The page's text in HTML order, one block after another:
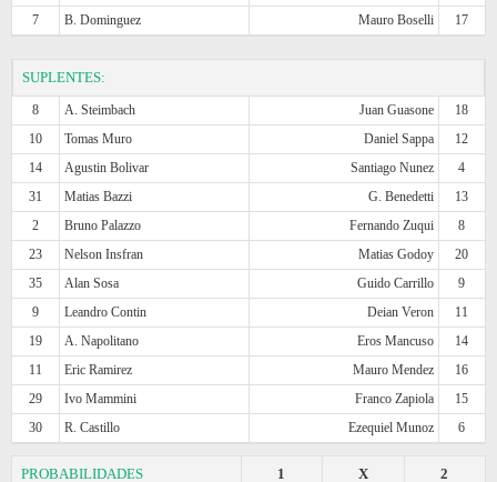
7
B. Dominguez Mauro Boselli 17
SUPLENTES:
8 A. Steimbach Juan Guasone
18
10
Tomas Muro Daniel Sappa
12
14
Agustin Bolivar Santiago Nunez
4
31
Matias Bazzi G. Benedetti
13
2
Bruno Palazzo Fernando Zuqui
8
23
Nelson Insfran Matias Godoy
20
35
Alan Sosa Guido Carrillo
9
9
Leandro Contin Deian Veron
11
19
A. Napolitano Eros Mancuso
14
11
Eric Ramirez Mauro Mendez
16
29
Ivo Mammini Franco Zapiola
15
30
R. Castillo Ezequiel Munoz 6
PROBABILIDADES 2
X
1